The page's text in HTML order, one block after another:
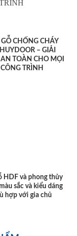
CHỐNG CHÁY
– GIẢI
TOÀN CHO MỌI
CÔNG TRÌNH
HDF và phong thủy
sắc và kiểu dáng
hợp với gia chủ